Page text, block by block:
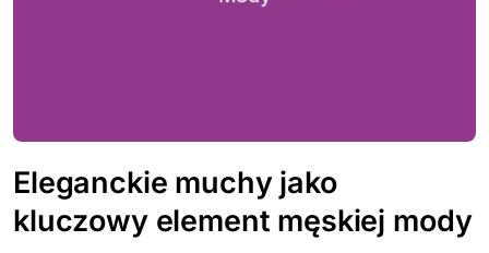
Eleganckie muchy jako
kluczowy element męskiej mody